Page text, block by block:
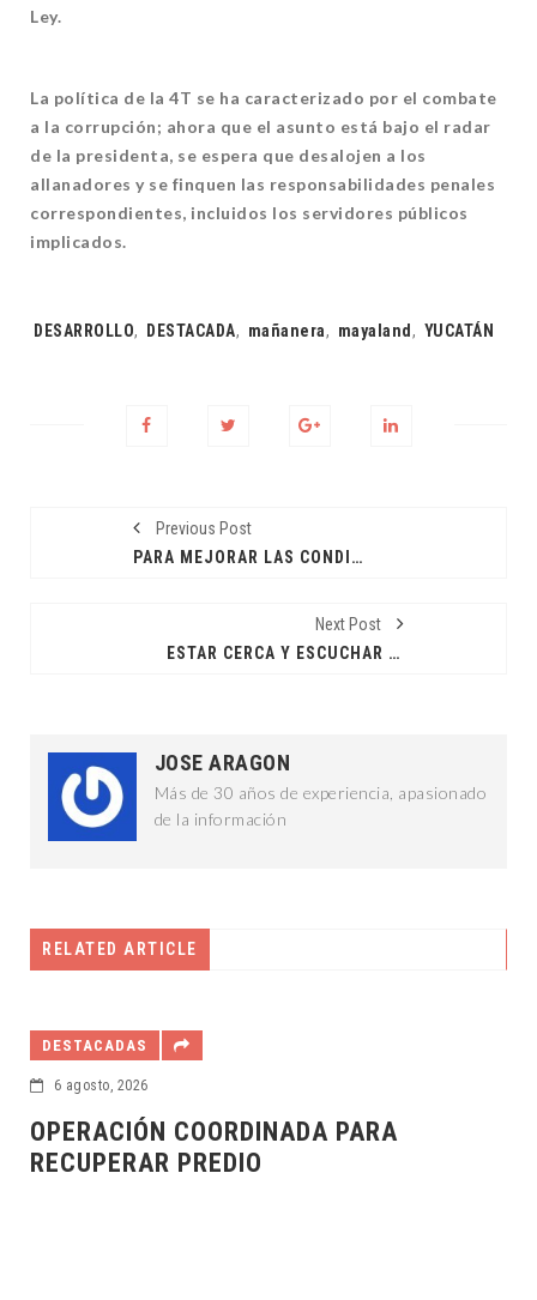
Ley.
La política de la 4T se ha caracterizado por el combate
a la corrupción; ahora que el asunto está bajo el radar
de la presidenta, se espera que desalojen a los
allanadores y se finquen las responsabilidades penales
correspondientes, incluidos los servidores públicos
implicados.
Tags:
DESARROLLO, DESTACADA, mañanera, mayaland , YUCATÁN
Previous Post
PARA MEJORAR LAS CONDICIONES DE VIDA DE PESCADORES YUCATECOS
Next Post
ESTAR CERCA Y ESCUCHAR A LAS FAMILIAS ES LA NUEVA FORMA DE GOBERNAR: CPL
JOSE ARAGON
Más de 30 años de experiencia, apasionado
de la información
RELATED ARTICLE
DESTACADAS
6 agosto, 2026
OPERACIÓN COORDINADA PARA
RECUPERAR PREDIO